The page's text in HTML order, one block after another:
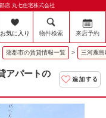
店 丸七住宅株式会社
お気に入り 物件検索 来店予約
蒲郡市の賃貸情報一覧 > 三河鹿
アパートの